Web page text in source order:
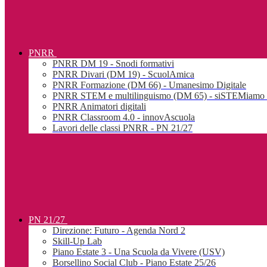
PNRR
PNRR DM 19 - Snodi formativi
PNRR Divari (DM 19) - ScuolAmica
PNRR Formazione (DM 66) - Umanesimo Digitale
PNRR STEM e multilinguismo (DM 65) - siSTEMiamo
PNRR Animatori digitali
PNRR Classroom 4.0 - innovAscuola
Lavori delle classi PNRR - PN 21/27
PN 21/27
Direzione: Futuro - Agenda Nord 2
Skill-Up Lab
Piano Estate 3 - Una Scuola da Vivere (USV)
Borsellino Social Club - Piano Estate 25/26